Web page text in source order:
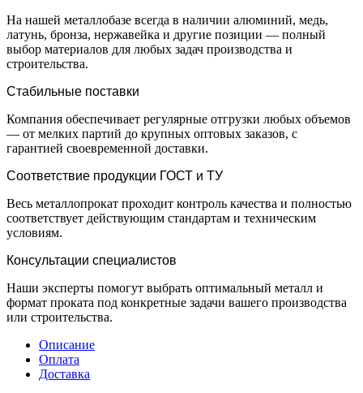
На нашей металлобазе всегда в наличии алюминий, медь,
латунь, бронза, нержавейка и другие позиции — полный
выбор материалов для любых задач производства и
строительства.
Стабильные поставки
Компания обеспечивает регулярные отгрузки любых объемов
— от мелких партий до крупных оптовых заказов, с
гарантией своевременной доставки.
Соответствие продукции ГОСТ и ТУ
Весь металлопрокат проходит контроль качества и полностью
соответствует действующим стандартам и техническим
условиям.
Консультации специалистов
Наши эксперты помогут выбрать оптимальный металл и
формат проката под конкретные задачи вашего производства
или строительства.
Описание
Оплата
Доставка